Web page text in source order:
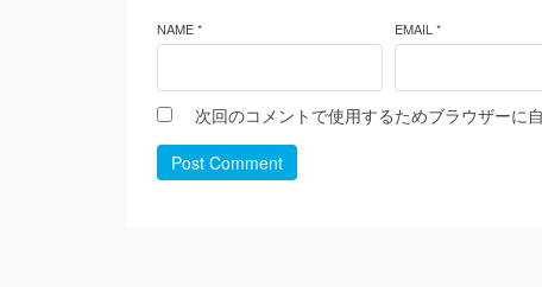
NAME * EMAIL *
次回のコメントで使用するためブラウザーに
Post Comment